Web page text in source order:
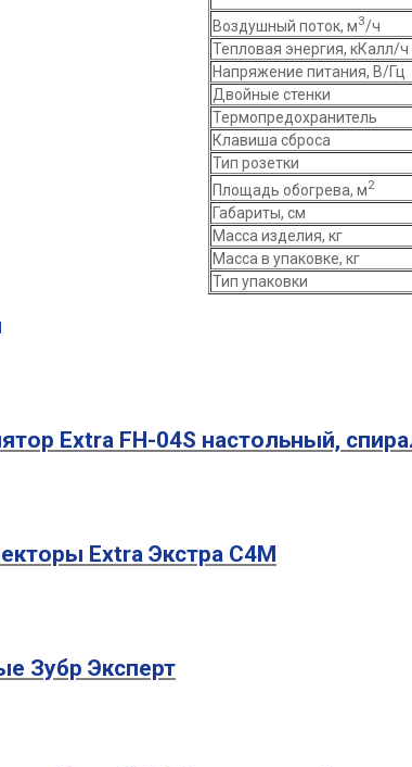
Воздушный поток, м3/ч
Тепловая энергия, кКалл/ч
Напряжение питания, В/Гц
Двойные стенки
Термопредохранитель
Клавиша сброса
Тип розетки
Площадь обогрева, м2
Габариты, см
Масса изделия, кг
Масса в упаковке, кг
Тип упаковки
Extra FH-04S настольный,
Extra Экстра C4M
Зубр Эксперт